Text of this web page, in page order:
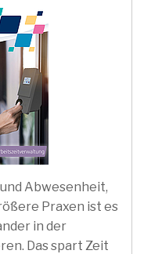
Abwesenheit,
Praxen ist es
in der
Das spart Zeit